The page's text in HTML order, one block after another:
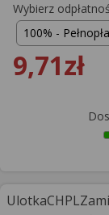
Wybierz
9,71zł
UlotkaCHPL
Więcej
zewnętrznych
Serwisu